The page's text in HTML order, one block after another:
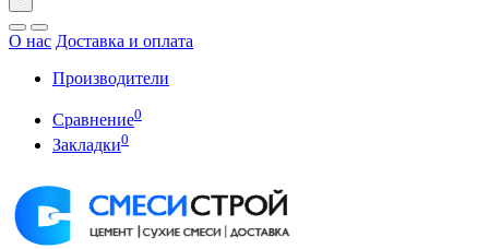
О нас Доставка и оплата
Производители
Сравнение0
Закладки0